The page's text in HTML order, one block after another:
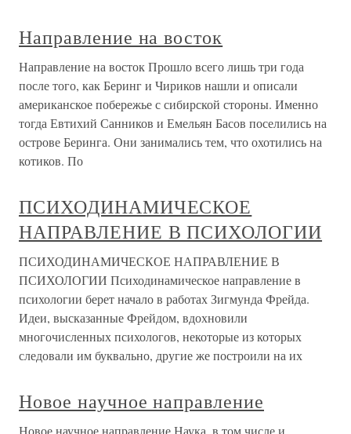
Направление на восток
Направление на восток Прошло всего лишь три года
после того, как Беринг и Чириков нашли и описали
американское побережье с сибирской стороны. Именно
тогда Евтихий Санников и Емельян Басов поселились на
острове Беринга. Они занимались тем, что охотились на
котиков. По
ПСИХОДИНАМИЧЕСКОЕ
НАПРАВЛЕНИЕ В ПСИХОЛОГИИ
ПСИХОДИНАМИЧЕСКОЕ НАПРАВЛЕНИЕ В
ПСИХОЛОГИИ Психодинамическое направление в
психологии берет начало в работах Зигмунда Фрейда.
Идеи, высказанные Фрейдом, вдохновили
многочисленных психологов, некоторые из которых
следовали им буквально, другие же построили на их
Новое научное направление
Новое научное направление Наука, в том числе и